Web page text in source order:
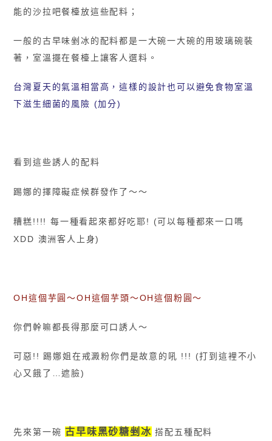
能的沙拉吧餐檯放這些配料；
一般的古早味剉冰的配料都是一大碗一大碗的用玻璃碗裝
著，室溫擺在餐檯上讓客人選料。
台灣夏天的氣溫相當高，這樣的設計也可以避免食物室溫
下滋生細菌的風險 (加分)
看到這些誘人的配料
踢娜的擇障礙症候群發作了〜〜
糟糕!!!! 每一種看起來都好吃耶! (可以每種都來一口嗎
XDD 澳洲客人上身)
OH這個芋圓〜OH這個芋頭〜OH這個粉圓〜
你們幹嘛都長得那麼可口誘人〜
可惡!! 踢娜姐在戒澱粉你們是故意的吼 !!! (打到這裡不小
心又餓了…遮臉)
先來第一碗古早味黑砂糖剉冰 搭配五種配料